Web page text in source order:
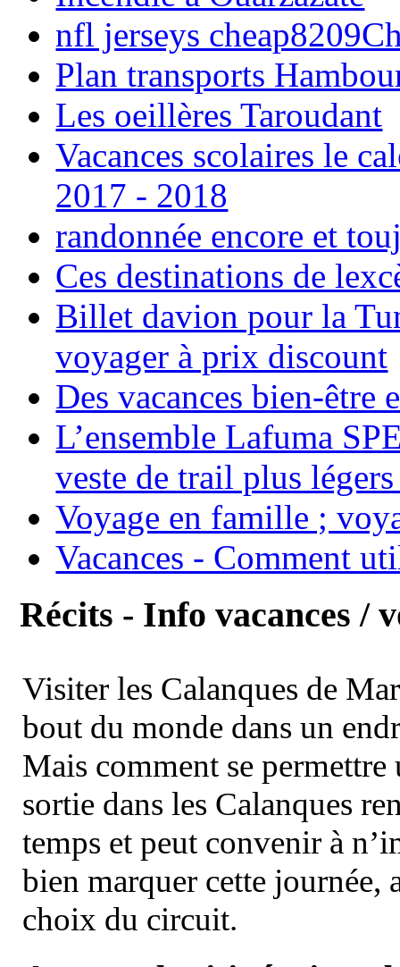
nfl jerseys
Plan transports
Les oeillères Taroudant
Vacances scolaires le
2017 - 2018
randonnée encore et
Ces destinations de
Billet davion pour la
voyager à prix discount
Des vacances bien-être
L’ensemble Lafuma
veste de trail plus
Voyage en famille ;
Vacances - Comment
Récits - Info vacances /
Visiter les Calanques de
bout du monde dans un
Mais comment se permettre
sortie dans les Calanques
temps et peut convenir à
bien marquer cette journée,
choix du circuit.